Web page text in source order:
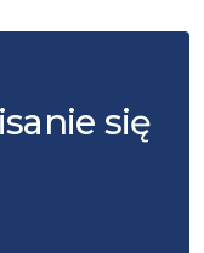
się